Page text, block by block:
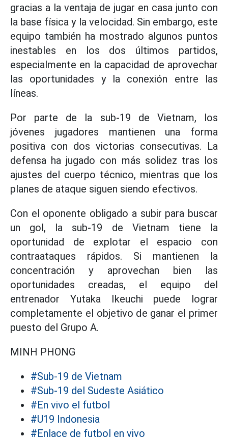
gracias a la ventaja de jugar en casa junto con
la base física y la velocidad. Sin embargo, este
equipo también ha mostrado algunos puntos
inestables en los dos últimos partidos,
especialmente en la capacidad de aprovechar
las oportunidades y la conexión entre las
líneas.
Por parte de la sub-19 de Vietnam, los
jóvenes jugadores mantienen una forma
positiva con dos victorias consecutivas. La
defensa ha jugado con más solidez tras los
ajustes del cuerpo técnico, mientras que los
planes de ataque siguen siendo efectivos.
Con el oponente obligado a subir para buscar
un gol, la sub-19 de Vietnam tiene la
oportunidad de explotar el espacio con
contraataques rápidos. Si mantienen la
concentración y aprovechan bien las
oportunidades creadas, el equipo del
entrenador Yutaka Ikeuchi puede lograr
completamente el objetivo de ganar el primer
puesto del Grupo A.
MINH PHONG
#Sub-19 de Vietnam
#Sub-19 del Sudeste Asiático
#En vivo el futbol
#U19 Indonesia
#Enlace de futbol en vivo